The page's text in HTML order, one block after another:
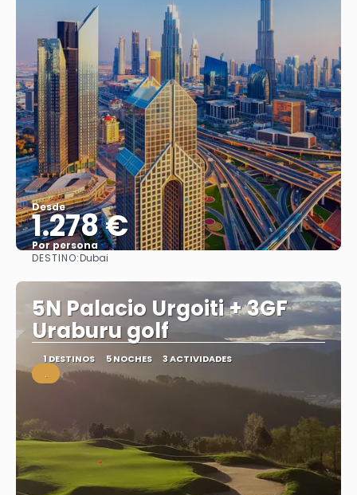
Desde
1.278 €
Por persona
DESTINO:Dubai
5N Palacio Urgoiti + 3GF
Uraburu golf
1 DESTINOS 5 NOCHES 3 ACTIVIDADES
.